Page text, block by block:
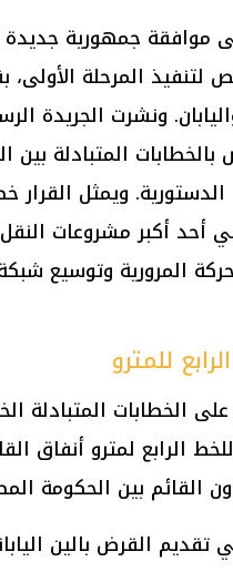
موافقة جمهورية جديدة
ونشرت الجريدة
الخاص بالخطابات المتبادلة
ويمثل
في أحد أكبر مشروعات
المرورية وتوسيع
للمترو
الخطابات المتبادلة
الرابع لمترو أنفاق
تقديم القرض بالين